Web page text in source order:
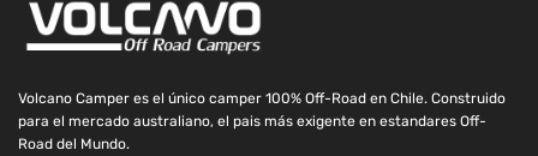
Volcano Camper es el único camper 100% Off-Road en Chile. Construido
para el mercado australiano, el pais más exigente en estandares Off-
Road del Mundo.